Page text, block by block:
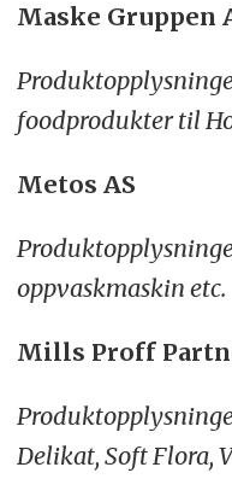
Maske Gruppen
foodprodukter til
Metos AS
oppvaskmaskin etc.
Mills Proff
Delikat, Soft Flora,